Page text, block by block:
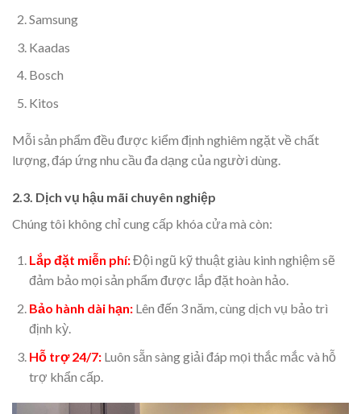
Samsung
Kaadas
Bosch
Kitos
Mỗi sản phẩm đều được kiểm định nghiêm ngặt về chất
lượng, đáp ứng nhu cầu đa dạng của người dùng.
2.3. Dịch vụ hậu mãi chuyên nghiệp
Chúng tôi không chỉ cung cấp khóa cửa mà còn:
Lắp đặt miễn phí:Đội ngũ kỹ thuật giàu kinh nghiệm sẽ
đảm bảo mọi sản phẩm được lắp đặt hoàn hảo.
Bảo hành dài hạn:Lên đến 3 năm, cùng dịch vụ bảo trì
định kỳ.
Hỗ trợ 24/7:Luôn sẵn sàng giải đáp mọi thắc mắc và hỗ
trợ khẩn cấp.